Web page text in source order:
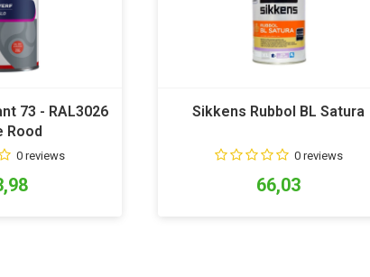
73 - RAL3026
Rood
0 reviews
Sikkens Rubbol BL Satura
0 reviews
66,03